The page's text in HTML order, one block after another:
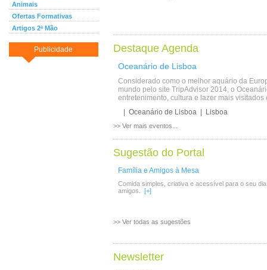
Animais
Ofertas Formativas
Artigos 2ª Mão
Publicidade Destaque Agenda
Oceanário de Lisboa
Considerado como o melhor aquário da
mundo pelo site TripAdvisor 2014, o
entretenimento, cultura e lazer mais
| Oceanário de Lisboa | Lisboa
>> Ver mais eventos...
Sugestão do Portal
Família e Amigos à Mesa
Comida simples, criativa e acessível para o seu
amigos. [+]
>> Ver todas as sugestões
Newsletter